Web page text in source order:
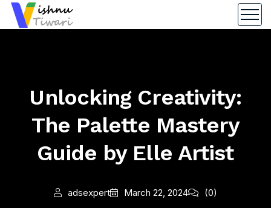
Unlocking Creativity:
The Palette Mastery
Guide by Elle Artist
adsexpert March 22, 2024 (0)